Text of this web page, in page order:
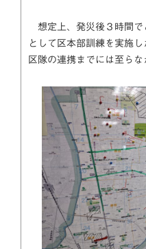
想定上、発災後３時間
として区本部訓練を実施
区隊の連携までには至らな